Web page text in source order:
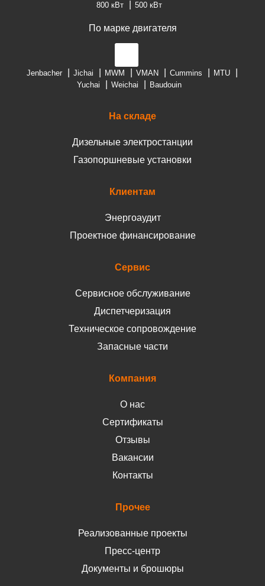
800 кВт
500 кВт
По марке двигателя
Jenbacher Jichai MWM VMAN Cummins
MTU
Yuchai
Weichai Baudouin
На складе
Дизельные электростанции
Газопоршневые установки
Клиентам
Энергоаудит
Проектное финансирование
Сервис
Сервисное обслуживание
Диспетчеризация
Техническое сопровождение
Запасные части
Компания
О нас
Сертификаты
Отзывы
Вакансии
Контакты
Прочее
Реализованные проекты
Пресс-центр
Документы и брошюры